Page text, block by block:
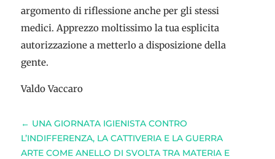
argomento di riflessione anche per gli stessi
medici. Apprezzo moltissimo la tua esplicita
autorizzazione a metterlo a disposizione della
gente.
Valdo Vaccaro
← UNA GIORNATA IGIENISTA CONTRO
L’INDIFFERENZA, LA CATTIVERIA E LA GUERRA
ARTE COME ANELLO DI SVOLTA TRA MATERIA E